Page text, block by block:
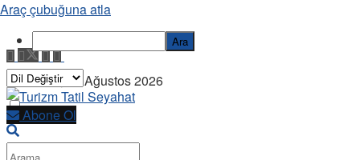
Pazartesi, 10 Ağustos 2026
Abone Ol
Araç çubuğuna atla
Ara